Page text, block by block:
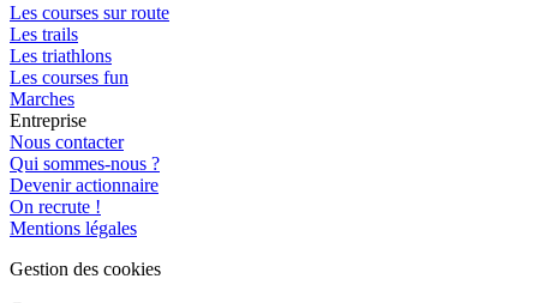
Les courses sur route
Les trails
Les triathlons
Les courses fun
Marches
Entreprise
Nous contacter
Qui sommes-nous ?
Devenir actionnaire
On recrute !
Mentions légales
Gestion des cookies